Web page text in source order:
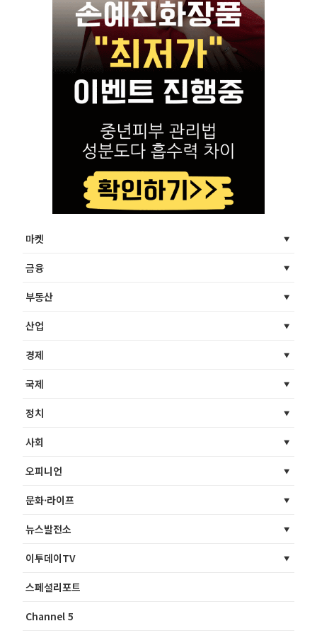
마켓
금융
부동산
산업
경제
국제
정치
사회
오피니언
문화·라이프
뉴스발전소
이투데이TV
스페셜리포트
Channel 5